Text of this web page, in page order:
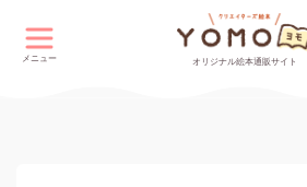
メニュー オリジナル絵本通販サイト